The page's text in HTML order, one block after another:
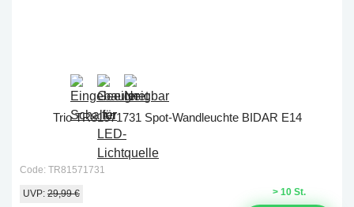
Trio TR81571731 Spot-Wandleuchte BIDAR E14
Code: TR81571731
> 10 St.
UVP: 29,99 €